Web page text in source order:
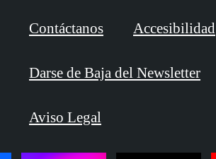
Contáctanos Accesibilidad
Darse de Baja del Newsletter
Aviso Legal